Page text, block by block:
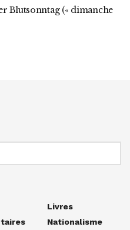
Blutsonntag (« dimanche
Livres
Nationalisme